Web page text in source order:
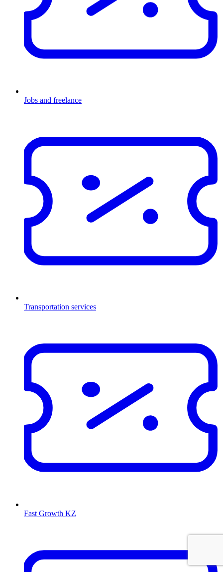
Jobs and freelance
Transportation services
Fast Growth KZ